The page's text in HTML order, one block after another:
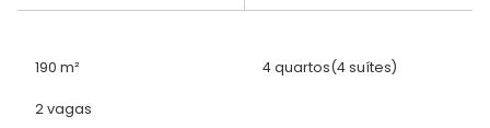
190 m² 4 quartos(4 suítes)
2 vagas